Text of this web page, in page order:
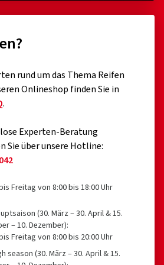
VO 2020/740 erfolgt ist)
T
einem Nenndurchmesser ≤ 254
im Detail
mit der Qualität der Reifen.
rund um das Thema Reifen
Onlineshop finden Sie in
.
Experten-Beratung
Sie über unsere Hotline:
Freitag von 8:00 bis 18:00 Uhr
(30. März – 30. April & 15.
– 10. Dezember):
Freitag von 8:00 bis 20:00 Uhr
season (30. März – 30. April & 15.